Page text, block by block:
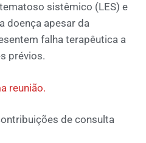
sistêmico (LES) e
doença apesar da
falha terapêutica a
prévios.
reunião.
de consulta